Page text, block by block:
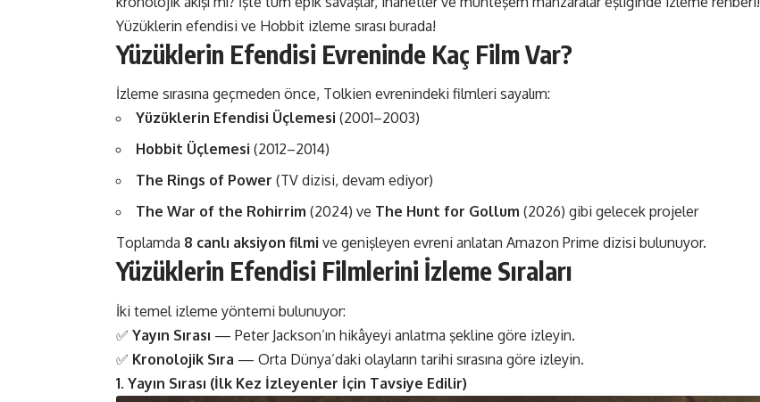
Yüzüklerin efendisi ve Hobbit izleme sırası burada!
Yüzüklerin Efendisi Evreninde Kaç Film Var?
İzleme sırasına geçmeden önce, Tolkien evrenindeki filmleri sayalım:
Yüzüklerin Efendisi Üçlemesi (2001–2003)
Hobbit Üçlemesi (2012–2014)
The Rings of Power (TV dizisi, devam ediyor)
The War of the Rohirrim (2024) ve The Hunt for Gollum (2026) gibi gelecek projeler
Toplamda 8 canlı aksiyon filmi ve genişleyen evreni anlatan Amazon Prime dizisi bulunuyor​.
Yüzüklerin Efendisi Filmlerini İzleme Sıraları
İki temel izleme yöntemi bulunuyor:
✅ Yayın Sırası — Peter Jackson’ın hikâyeyi anlatma şekline göre izleyin.
✅ Kronolojik Sıra — Orta Dünya’daki olayların tarihi sırasına göre izleyin.
1. Yayın Sırası (İlk Kez İzleyenler İçin Tavsiye Edilir)